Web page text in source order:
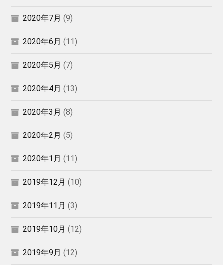
2020年7月 (9)
2020年6月 (11)
2020年5月 (7)
2020年4月 (13)
2020年3月 (8)
2020年2月 (5)
2020年1月 (11)
2019年12月 (10)
2019年11月 (3)
2019年10月 (12)
2019年9月 (12)